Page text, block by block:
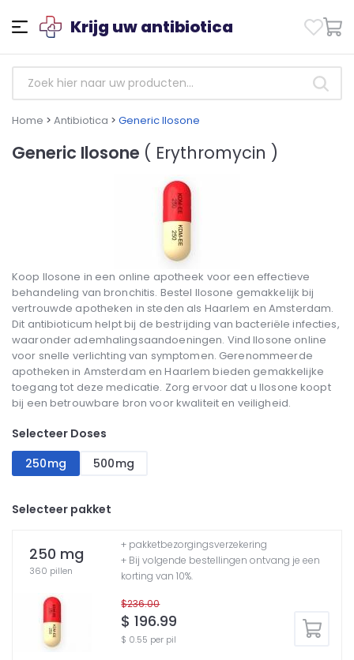
Krijg uw antibiotica
Home > Antibiotica > Generic Ilosone
Generic Ilosone ( Erythromycin )
Koop Ilosone in een online apotheek voor een effectieve
behandeling van bronchitis. Bestel Ilosone gemakkelijk bij
vertrouwde apotheken in steden als Haarlem en Amsterdam.
Dit antibioticum helpt bij de bestrijding van bacteriële infecties,
waaronder ademhalingsaandoeningen. Vind Ilosone online
voor snelle verlichting van symptomen. Gerenommeerde
apotheken in Amsterdam en Haarlem bieden gemakkelijke
toegang tot deze medicatie. Zorg ervoor dat u Ilosone koopt
bij een betrouwbare bron voor kwaliteit en veiligheid.
Selecteer Doses
250mg
500mg
Selecteer pakket
250 mg
360 pillen
$236.00
$ 196.99
$ 0.55 per pil
+ pakketbezorgingsverzekering
+ Bij volgende bestellingen ontvang je een
korting van 10%.